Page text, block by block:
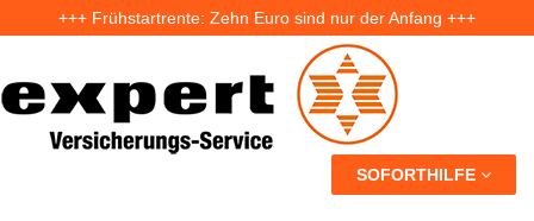
+++ Frühstartrente: Zehn Euro sind nur der Anfang +++
SOFORTHILFE